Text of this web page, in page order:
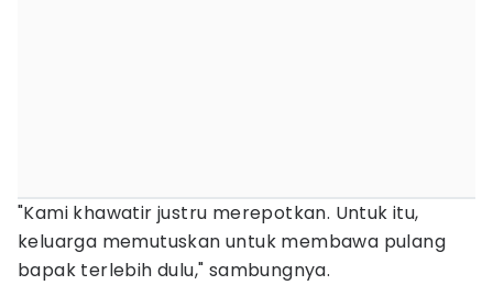
"Kami khawatir justru merepotkan. Untuk itu,
keluarga memutuskan untuk membawa pulang
bapak terlebih dulu," sambungnya.